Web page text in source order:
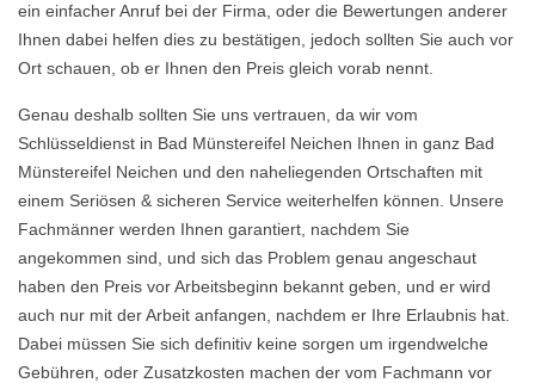
ein einfacher Anruf bei der Firma, oder die Bewertungen anderer
Ihnen dabei helfen dies zu bestätigen, jedoch sollten Sie auch vor
Ort schauen, ob er Ihnen den Preis gleich vorab nennt.
Genau deshalb sollten Sie uns vertrauen, da wir vom
Schlüsseldienst in Bad Münstereifel Neichen Ihnen in ganz Bad
Münstereifel Neichen und den naheliegenden Ortschaften mit
einem Seriösen & sicheren Service weiterhelfen können. Unsere
Fachmänner werden Ihnen garantiert, nachdem Sie
angekommen sind, und sich das Problem genau angeschaut
haben den Preis vor Arbeitsbeginn bekannt geben, und er wird
auch nur mit der Arbeit anfangen, nachdem er Ihre Erlaubnis hat.
Dabei müssen Sie sich definitiv keine sorgen um irgendwelche
Gebühren, oder Zusatzkosten machen der vom Fachmann vor